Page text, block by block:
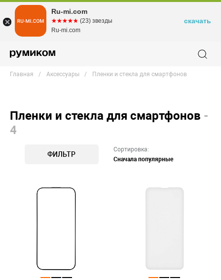
Главная Аксессуары Пленки и стекла для смартфонов
Пленки и стекла для смартфонов -
4
ФИЛЬТР
Сортировка:
Ru-mi.com
☆☆☆☆☆
★★★★★ (23) звезды
Ru-mi.com
скачать